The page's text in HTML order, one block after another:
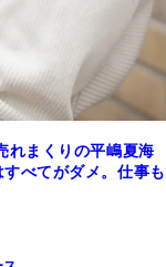
れまくりの平嶋夏海
すべてがダメ。仕事も